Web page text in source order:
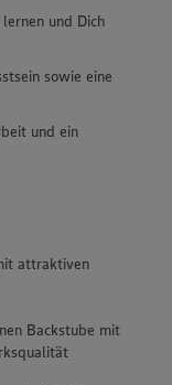
und Dich
sowie eine
und ein
attraktiven
Backstube mit